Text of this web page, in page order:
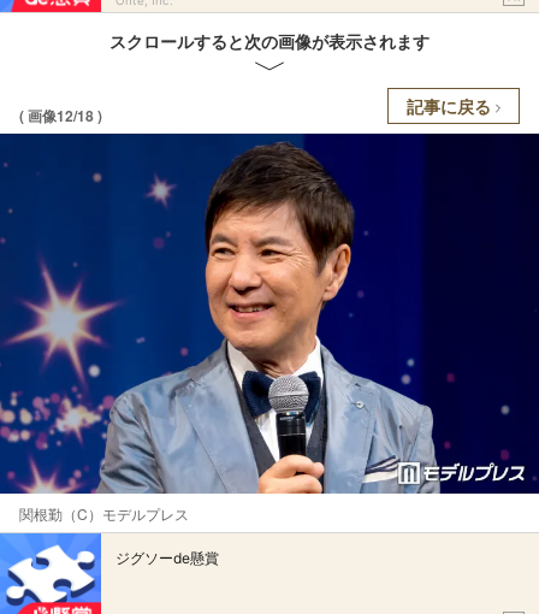
スクロールすると次の画像が表示されます
( 画像12/18 ) 記事に戻る
関根勤（C）モデルプレス
ジグソーde懸賞